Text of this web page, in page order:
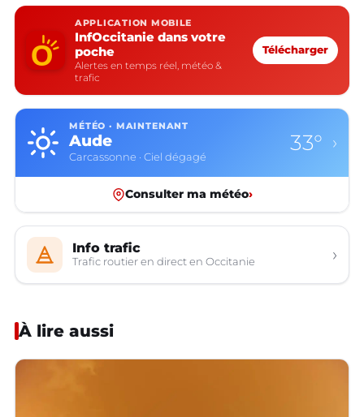
APPLICATION MOBILE
InfOccitanie dans votre
poche
Alertes en temps réel, météo &
trafic
Télécharger
MÉTÉO · MAINTENANT
Aude
Carcassonne · Ciel dégagé
33° ›
Consulter ma météo›
Info trafic
Trafic routier en direct en Occitanie ›
À lire aussi